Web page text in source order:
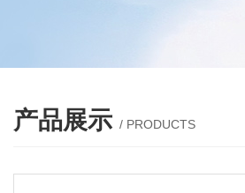
产品展示 / PRODUCTS